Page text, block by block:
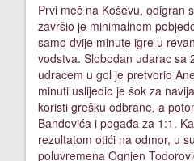
Prvi meč na Koševu, odigran
završio je minimalnom
samo dvije minute igre u
vodstva. Slobodan udarac sa
udracem u gol je pretvorio
minuti uslijedio je šok za
koristi grešku odbrane, a
Bandovića i pogađa za 1:1.
rezultatom otići na odmor, u
poluvremena Ognjen